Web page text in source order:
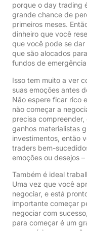
porque o day trading
grande chance de
primeiros meses.
dinheiro que você
que você pode se
que são alocados
fundos de
Isso tem muito a ver
suas emoções antes
Não espere ficar rico
não começar a
precisa
ganhos materialistas
investimentos, então
traders bem-
emoções ou desejos
Também é ideal
Uma vez que você
negociar, e está
importante começar
negociar com
para começar é um